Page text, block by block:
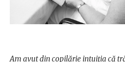
Am avut din copilărie intuiţia că